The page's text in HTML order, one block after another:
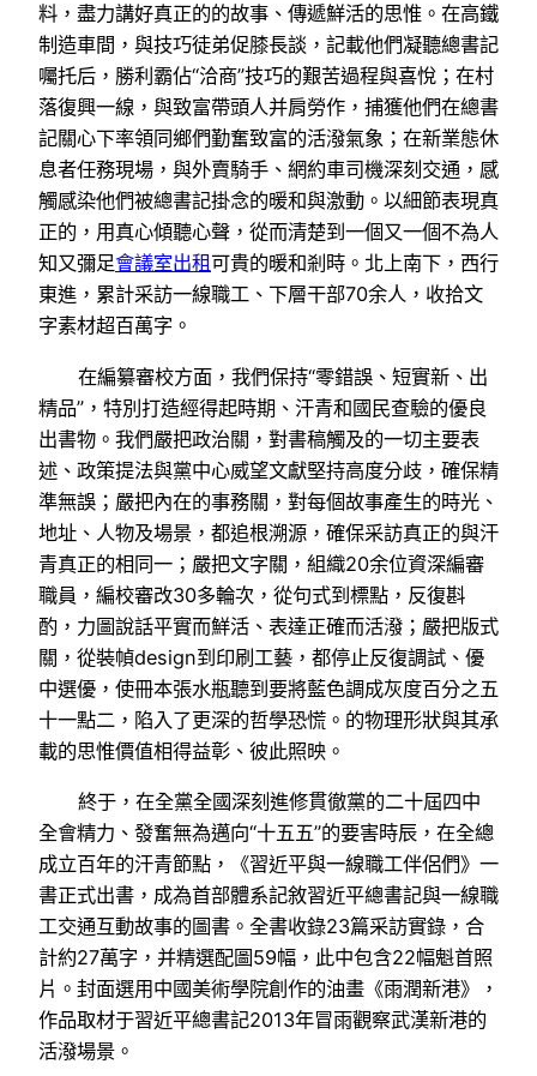
料，盡力講好真正的的故事、傳遞鮮活的思惟。在高鐵
制造車間，與技巧徒弟促膝長談，記載他們凝聽總書記
囑托后，勝利霸佔“洽商”技巧的艱苦過程與喜悅；在村
落復興一線，與致富帶頭人并肩勞作，捕獲他們在總書
記關心下率領同鄉們勤奮致富的活潑氣象；在新業態休
息者任務現場，與外賣騎手、網約車司機深刻交通，感
觸感染他們被總書記掛念的暖和與激動。以細節表現真
正的，用真心傾聽心聲，從而清楚到一個又一個不為人
知又彌足會議室出租 可貴的暖和剎時。北上南下，西行
東進，累計采訪一線職工、下層干部70余人，收拾文
字素材超百萬字。
在編纂審校方面，我們保持“零錯誤、短實新、出
精品”，特別打造經得起時期、汗青和國民查驗的優良
出書物。我們嚴把政治關，對書稿觸及的一切主要表
述、政策提法與黨中心威望文獻堅持高度分歧，確保精
準無誤；嚴把內在的事務關，對每個故事產生的時光、
地址、人物及場景，都追根溯源，確保采訪真正的與汗
青真正的相同一；嚴把文字關，組織20余位資深編審
職員，編校審改30多輪次，從句式到標點，反復斟
酌，力圖說話平實而鮮活、表達正確而活潑；嚴把版式
關，從裝幀design到印刷工藝，都停止反復調試、優
中選優，使冊本張水瓶聽到要將藍色調成灰度百分之五
十一點二，陷入了更深的哲學恐慌。的物理形狀與其承
載的思惟價值相得益彰、彼此照映。
終于，在全黨全國深刻進修貫徹黨的二十屆四中
全會精力、發奮無為邁向“十五五”的要害時辰，在全總
成立百年的汗青節點，《習近平與一線職工伴侶們》一
書正式出書，成為首部體系記敘習近平總書記與一線職
工交通互動故事的圖書。全書收錄23篇采訪實錄，合
計約27萬字，并精選配圖59幅，此中包含22幅魁首照
片。封面選用中國美術學院創作的油畫《雨潤新港》，
作品取材于習近平總書記2013年冒雨觀察武漢新港的
活潑場景。